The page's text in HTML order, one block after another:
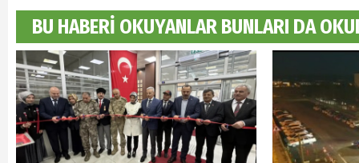
BU HABERİ OKUYANLAR BUNLARI DA